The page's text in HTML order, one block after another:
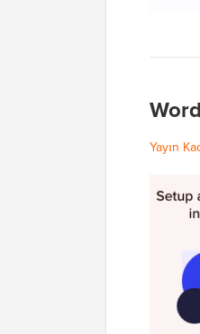
Yayın